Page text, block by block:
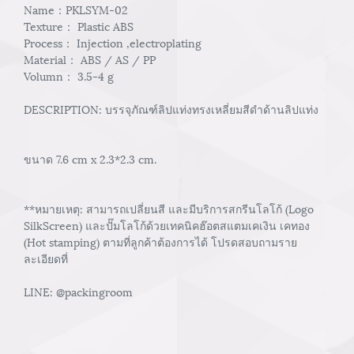
Name：PKLSYM-02
Texture： Plastic ABS
Process： Injection ,electroplating
Material： ABS / AS / PP
Volumn： 3.5-4 g
DESCRIPTION: บรรจุภัณฑ์ลิปแท่งทรงเหลี่ยมสีดำด้านลิปแท่ง
ขนาด 7.6 cm x 2.3*2.3 cm.
**หมายเหตุ: สามารถเปลี่ยนสี และมีบริการสกรีนโลโก้ (Logo
SilkScreen) และปั๊มโลโก้ด้วยเทคนิคฮ๊อตสแตมเคเงิน เคทอง
(Hot stamping) ตามที่ลูกค้าต้องการได้ โปรดสอบถามราย
ละเอียดที่
LINE: @packingroom